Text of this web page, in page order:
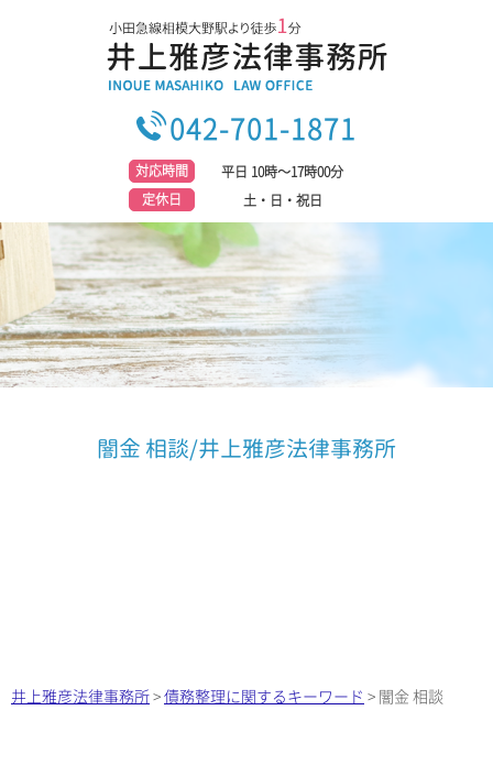
042-701-1871
対応時間
平日 10時～17時00分
定休日
土・日・祝日
闇金 相談/井上雅彦法律事務所
井上雅彦法律事務所>債務整理に関するキーワード > 闇金 相談